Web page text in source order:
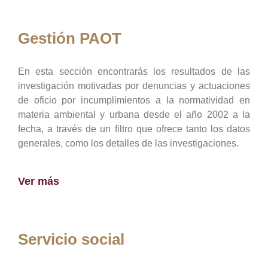
Gestión PAOT
En esta sección encontrarás los resultados de las
investigación motivadas por denuncias y actuaciones
de oficio por incumplimientos a la normatividad en
materia ambiental y urbana desde el año 2002 a la
fecha, a través de un filtro que ofrece tanto los datos
generales, como los detalles de las investigaciones.
Ver más
Servicio social